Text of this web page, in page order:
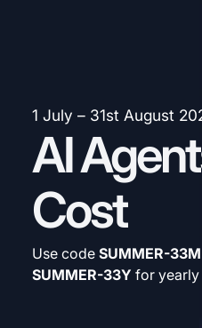
1 July – 31st August
AI
Cost
Use code SUMMER-33M
SUMMER-33Y for